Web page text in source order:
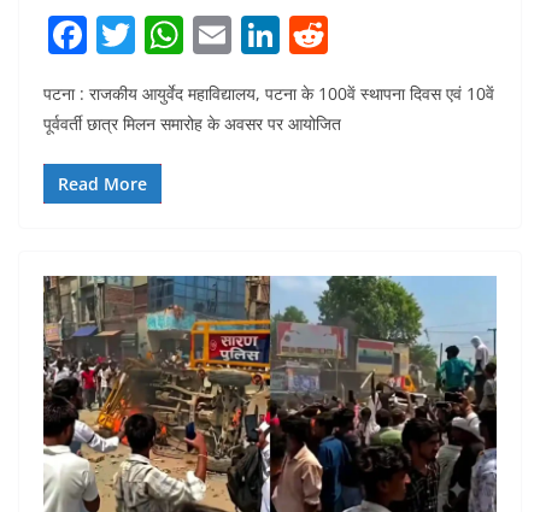
F
c
e
b
o
k
T
itt
er
W
at
p
E
ai
Li
n
k
e
d
पटना : राजकीय आयुर्वेद महाविद्यालय, पटना के 100वें स्थापना दिवस एवं 10वें
पूर्ववर्ती छात्र मिलन समारोह के अवसर पर आयोजित
Read More